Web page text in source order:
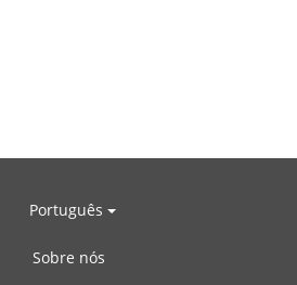
Português
Sobre nós